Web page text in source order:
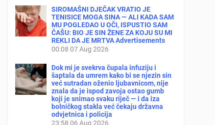
SIROMAŠNI DJEČAK VRATIO JE
TENISICE MOGA SINA — ALI KADA SAM
MU POGLEDAO U OČI, ISPUSTIO SAM
ČAŠU: BIO JE SIN ŽENE ZA KOJU SU MI
REKLI DA JE MRTVA Advertisements
00:08 07 Aug 2026
Dok mi je svekrva čupala infuziju i
šaptala da umrem kako bi se njezin sin
već sutradan oženio ljubavnicom, nije
znala da je ispod zavoja ostao gumb
koji je snimao svaku riječ — i da iza
bolničkog stakla već čekaju državna
odvjetnica i policija
23:58 06 Aug 2026